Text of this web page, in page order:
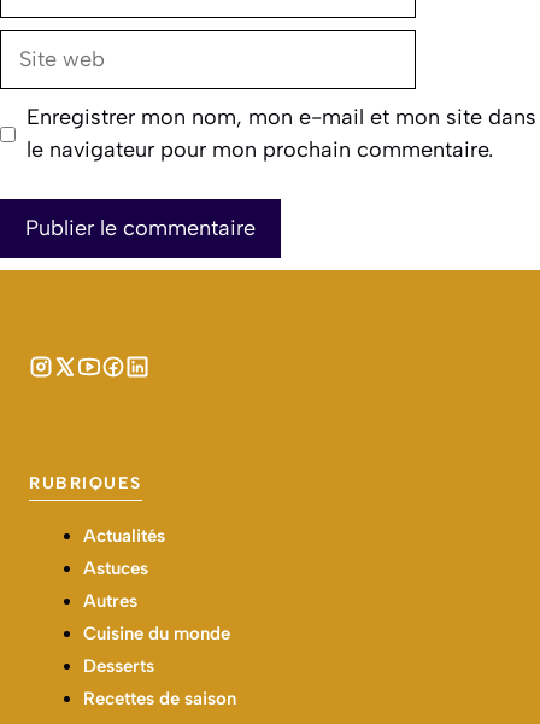
Site
Enregistrer mon nom, mon e-mail et mon site dans
le navigateur pour mon prochain commentaire.
RUBRIQUES
Actualités
Astuces
Autres
Cuisine du monde
Desserts
Recettes de saison